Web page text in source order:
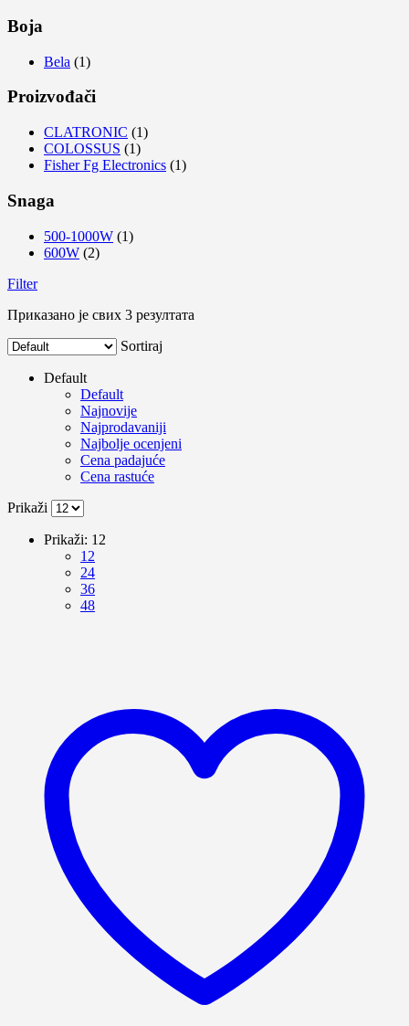
Boja
Bela (1)
Proizvođači
CLATRONIC (1)
COLOSSUS (1)
Fisher Fg Electronics (1)
Snaga
500-1000W (1)
600W (2)
Filter
Приказано је свих 3 резултата
Sortiraj
Default
Default
Najnovije
Najprodavaniji
Najbolje ocenjeni
Cena padajuće
Cena rastuće
Prikaži
Prikaži: 12
12
24
36
48